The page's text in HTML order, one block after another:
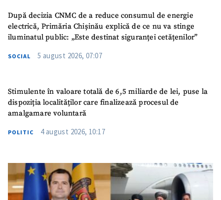
După decizia CNMC de a reduce consumul de energie
electrică, Primăria Chișinău explică de ce nu va stinge
iluminatul public: „Este destinat siguranței cetățenilor”
SOCIAL 5 august 2026, 07:07
Stimulente în valoare totală de 6,5 miliarde de lei, puse la
dispoziția localităților care finalizează procesul de
amalgamare voluntară
POLITIC 4 august 2026, 10:17